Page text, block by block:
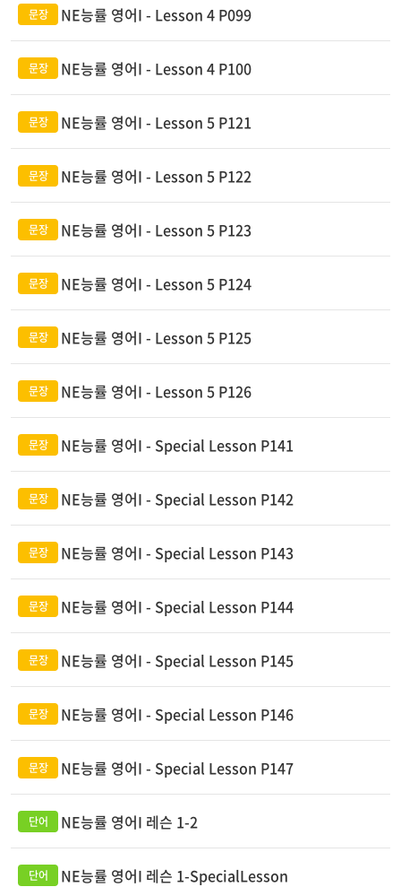
NE능률 영어I - Lesson 4 P099
NE능률 영어I - Lesson 4 P100
NE능률 영어I - Lesson 5 P121
NE능률 영어I - Lesson 5 P122
NE능률 영어I - Lesson 5 P123
NE능률 영어I - Lesson 5 P124
NE능률 영어I - Lesson 5 P125
NE능률 영어I - Lesson 5 P126
NE능률 영어I - Special Lesson P141
NE능률 영어I - Special Lesson P142
NE능률 영어I - Special Lesson P143
NE능률 영어I - Special Lesson P144
NE능률 영어I - Special Lesson P145
NE능률 영어I - Special Lesson P146
NE능률 영어I - Special Lesson P147
NE능률 영어I 레슨 1-2
NE능률 영어I 레슨 1-SpecialLesson